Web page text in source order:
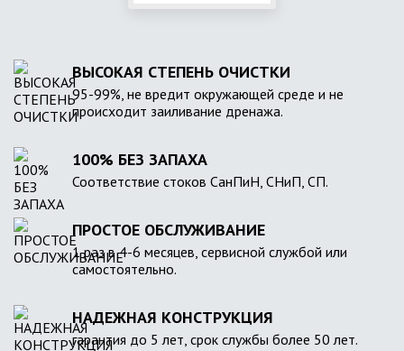
ВЫСОКАЯ СТЕПЕНЬ ОЧИСТКИ
95-99%, не вредит окружающей среде и не
происходит заиливание дренажа.
100% БЕЗ ЗАПАХА
Соответствие стоков СанПиН, СНиП, СП.
ПРОСТОЕ ОБСЛУЖИВАНИЕ
1 раз в 4-6 месяцев, сервисной службой или
самостоятельно.
НАДЕЖНАЯ КОНСТРУКЦИЯ
гарантия до 5 лет, срок службы более 50 лет.